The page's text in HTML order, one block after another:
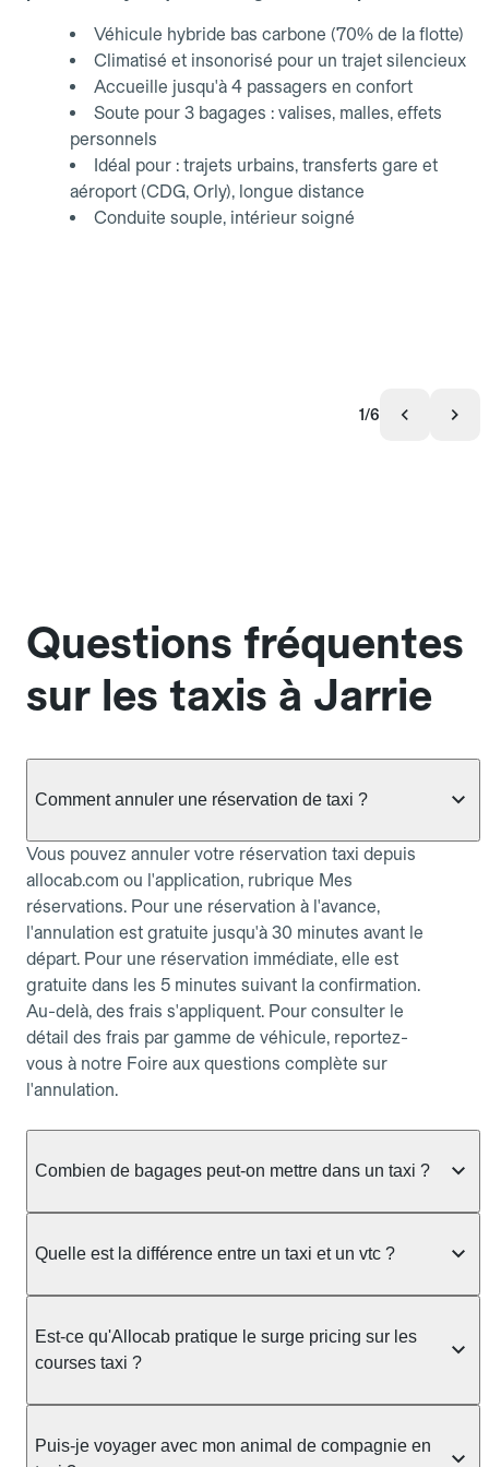
Véhicule hybride bas carbone (70% de la flotte)
Climatisé et insonorisé pour un trajet silencieux
Accueille jusqu'à 4 passagers en confort
Soute pour 3 bagages : valises, malles, effets
personnels
Idéal pour : trajets urbains, transferts gare et
aéroport (CDG, Orly), longue distance
Conduite souple, intérieur soigné
1/6
Questions fréquentes
sur les taxis à Jarrie
Comment annuler une réservation de taxi ?
Vous pouvez annuler votre réservation taxi depuis
allocab.com ou l'application, rubrique Mes
réservations. Pour une réservation à l'avance,
l'annulation est gratuite jusqu'à 30 minutes avant le
départ. Pour une réservation immédiate, elle est
gratuite dans les 5 minutes suivant la confirmation.
Au-delà, des frais s'appliquent. Pour consulter le
détail des frais par gamme de véhicule, reportez-
vous à notre Foire aux questions complète sur
l'annulation.
Combien de bagages peut-on mettre dans un taxi ?
taxi berline accueille en général jusqu'à 3 bagages
ou nombreux, précisez-le dans le champ "Message
au chauffeur" lors de la réservation. Le prix n'est
pas impacté par le nombre de bagages.
Quelle est la différence entre un taxi et un vtc ?
prendre en charge directement dans la rue, à une
station ou sur réservation, avec un tarif au
réservation et propose un prix fixe annoncé à
l'avance. Chez Allocab, réservez facilement votre
Est-ce qu'Allocab pratique le surge pricing sur les
courses taxi ?
réglementation préfectorale et suit un barème
Puis-je voyager avec mon animal de compagnie en